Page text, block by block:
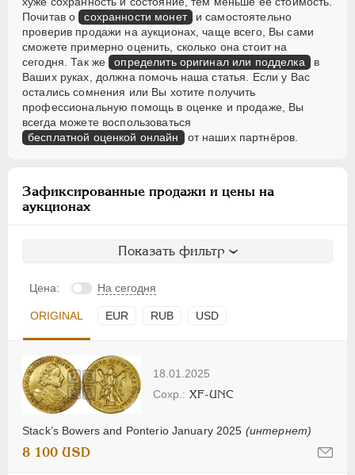
Почитав о сохранности монет и самостоятельно
проверив продажи на аукционах, чаще всего, Вы сами
сможете примерно оценить, сколько она стоит на
сегодня. Так же определить оригинал или подделка в
Ваших руках, должна помочь наша статья. Если у Вас
остались сомнения или Вы хотите получить
профессиональную помощь в оценке и продаже, Вы
всегда можете воспользоваться
бесплатной оценкой онлайн от наших партнёров.
Зафиксированные продажи и цены на
аукционах
Показать фильтр
Цена: На сегодня
ORIGINAL EUR RUB USD
18.01.2025
Stack’s Bowers and Ponterio January 2025 (интернет)
XF-UNC
8 100 USD